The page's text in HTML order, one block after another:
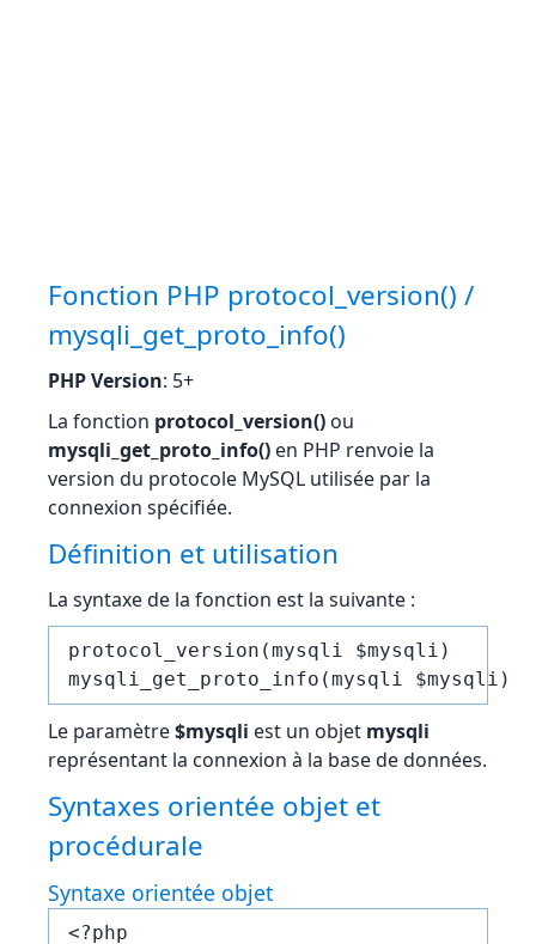
Fonction PHP protocol_version() /
mysqli_get_proto_info()
PHP Version: 5+
La fonction protocol_version() ou
mysqli_get_proto_info() en PHP renvoie la
version du protocole MySQL utilisée par la
connexion spécifiée.
Définition et utilisation
La syntaxe de la fonction est la suivante :
protocol_version(mysqli $mysqli)
Le paramètre$mysqli est un objet mysqli
représentant la connexion à la base de données.
Syntaxes orientée objet et
procédurale
Syntaxe orientée objet
<?php